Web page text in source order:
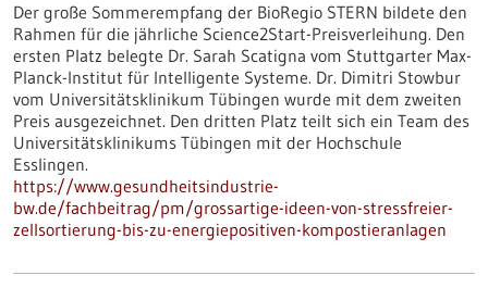
Der große Sommerempfang der BioRegio STERN bildete den
Rahmen für die jährliche Science2Start-Preisverleihung. Den
ersten Platz belegte Dr. Sarah Scatigna vom Stuttgarter Max-
Planck-Institut für Intelligente Systeme. Dr. Dimitri Stowbur
vom Universitätsklinikum Tübingen wurde mit dem zweiten
Preis ausgezeichnet. Den dritten Platz teilt sich ein Team des
Universitätsklinikums Tübingen mit der Hochschule
Esslingen.
https://www.gesundheitsindustrie-
bw.de/fachbeitrag/pm/grossartige-ideen-von-stressfreier-
zellsortierung-bis-zu-energiepositiven-kompostieranlagen